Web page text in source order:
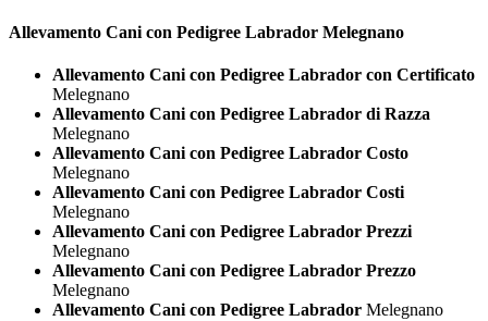
Allevamento Cani con Pedigree Labrador Melegnano
Allevamento Cani con Pedigree Labrador con Certificato
Melegnano
Allevamento Cani con Pedigree Labrador di Razza
Melegnano
Allevamento Cani con Pedigree Labrador Costo
Melegnano
Allevamento Cani con Pedigree Labrador Costi
Melegnano
Allevamento Cani con Pedigree Labrador Prezzi
Melegnano
Allevamento Cani con Pedigree Labrador Prezzo
Melegnano
Allevamento Cani con Pedigree Labrador Melegnano